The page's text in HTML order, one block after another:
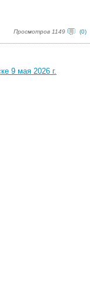
Просмотров 1149 (0)
9 мая 2026 г.